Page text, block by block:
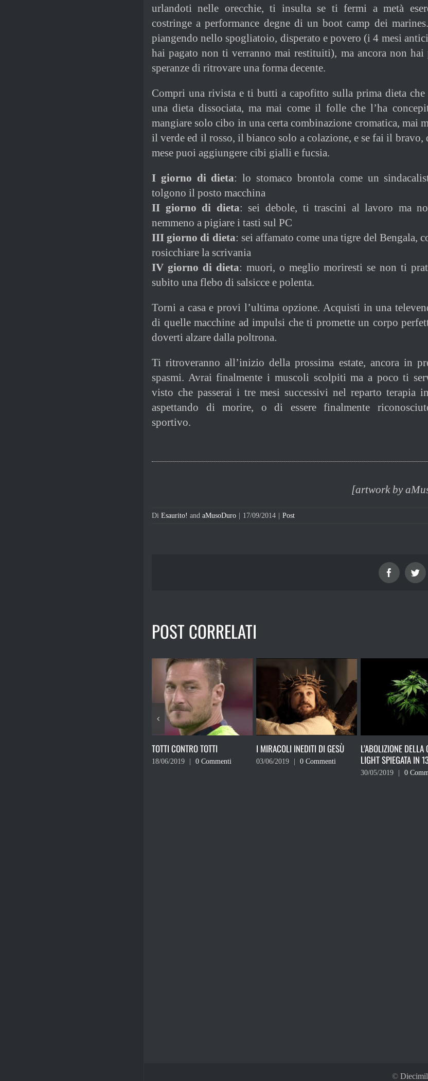
urlandoti nelle orecchie, ti insulta se ti fermi a metà
costringe a performance degne di un boot camp dei
piangendo nello spogliatoio, disperato e povero (i 4 mesi
hai pagato non ti verranno mai restituiti), ma ancora non hai
speranze di ritrovare una forma decente.
Compri una rivista e ti butti a capofitto sulla prima dieta
una dieta dissociata, ma mai come il folle che l’ha
mangiare solo cibo in una certa combinazione cromatica, mai
il verde ed il rosso, il bianco solo a colazione, e se fai il bravo,
mese puoi aggiungere cibi gialli e fucsia.
I giorno di dieta: lo stomaco brontola come un
tolgono il posto macchina
II giorno di dieta: sei debole, ti trascini al lavoro ma
nemmeno a pigiare i tasti sul PC
III giorno di dieta: sei affamato come una tigre del Bengala,
rosicchiare la scrivania
IV giorno di dieta: muori, o meglio moriresti se non ti
subito una flebo di salsicce e polenta.
Torni a casa e provi l’ultima opzione. Acquisti in una
di quelle macchine ad impulsi che ti promette un corpo
doverti alzare dalla poltrona.
Ti ritroveranno all’inizio della prossima estate, ancora in
spasmi. Avrai finalmente i muscoli scolpiti ma a poco ti
visto che passerai i tre mesi successivi nel reparto terapia
aspettando di morire, o di essere finalmente
sportivo.
[artwork by
Di Esaurito! and aMusoDuro 17/09/2014 Post
Facebook
POST CORRELATI
I MIRACOLI INEDITI DI GESÙ
03/06/2019 | 0 Commenti
L’ABOLIZIONE DELLA CANNABIS
LIGHT SPIEGATA IN 13 PUNTI
RICORDATI CHE
VOTARE
24/05/2019 | 0
©